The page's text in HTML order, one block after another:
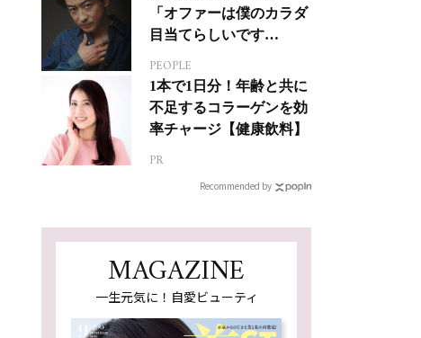
「オファーは僕のカラダ
目当てらしいです
ジカルへの挑戦
PEOPLE
1本で1日分！年齢と共に
不足するコラーゲンを効
率チャージ【健康飲料】
PR
Recommended by
MAGAZINE
一生元気に！自愛ビューティ